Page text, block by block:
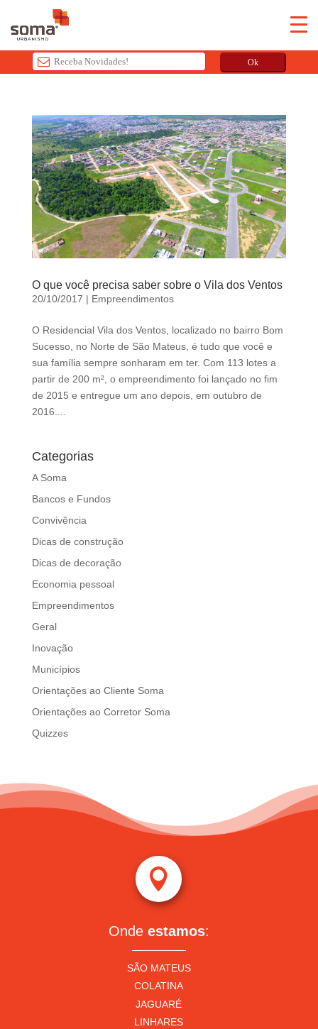
Ok
i
s
f
i
e
l
d
s
h
u
l
k
O que você precisa saber sobre o Vila dos Ventos
20/10/2017 | Empreendimentos
O Residencial Vila dos Ventos, localizado no bairro Bom
Sucesso, no Norte de São Mateus, é tudo que você e
sua família sempre sonharam em ter. Com 113 lotes a
partir de 200 m², o empreendimento foi lançado no fim
de 2015 e entregue um ano depois, em outubro de
2016....
Categorias
A Soma
Bancos e Fundos
Convivência
Dicas de construção
Dicas de decoração
Economia pessoal
Empreendimentos
Geral
Inovação
Municípios
Orientações ao Cliente Soma
Orientações ao Corretor Soma
Quizzes

Onde estamos:
SÃO MATEUS
COLATINA
JAGUARÉ
LINHARES